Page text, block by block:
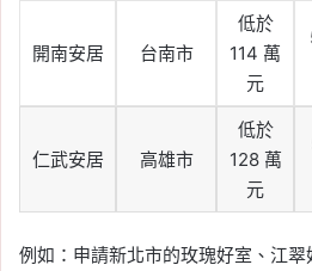
開南安居 台南市
低於
114 萬
元
仁武安居 高雄市
低於
128 萬
元
例如：申請新北市的玫瑰好室、江